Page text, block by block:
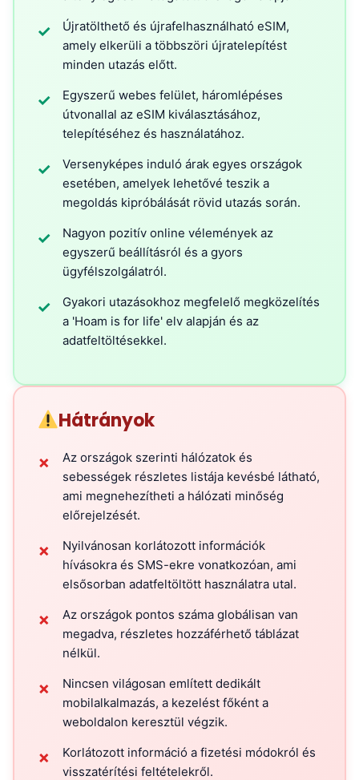
✓
Újratölthető és újrafelhasználható eSIM,
amely elkerüli a többszöri újratelepítést
minden utazás előtt.
✓
Egyszerű webes felület, háromlépéses
útvonallal az eSIM kiválasztásához,
telepítéséhez és használatához.
✓
Versenyképes induló árak egyes országok
esetében, amelyek lehetővé teszik a
megoldás kipróbálását rövid utazás során.
✓
Nagyon pozitív online vélemények az
egyszerű beállításról és a gyors
ügyfélszolgálatról.
✓
Gyakori utazásokhoz megfelelő megközelítés
a 'Hoam is for life' elv alapján és az
adatfeltöltésekkel.
Hátrányok
✗
Az országok szerinti hálózatok és
sebességek részletes listája kevésbé látható,
ami megnehezítheti a hálózati minőség
előrejelzését.
✗
Nyilvánosan korlátozott információk
hívásokra és SMS-ekre vonatkozóan, ami
elsősorban adatfeltöltött használatra utal.
✗
Az országok pontos száma globálisan van
megadva, részletes hozzáférhető táblázat
nélkül.
✗
Nincsen világosan említett dedikált
mobilalkalmazás, a kezelést főként a
weboldalon keresztül végzik.
✗
Korlátozott információ a fizetési módokról és
visszatérítési feltételekről.